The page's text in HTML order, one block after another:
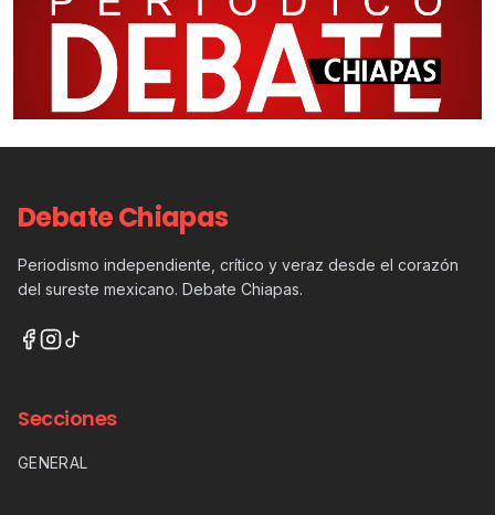
Debate Chiapas
Periodismo independiente, crítico y veraz desde el corazón
del sureste mexicano. Debate Chiapas.
Secciones
GENERAL